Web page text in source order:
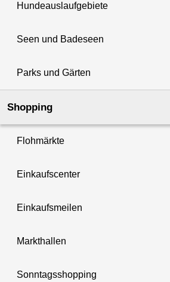
Hundeauslaufgebiete
Seen und Badeseen
Parks und Gärten
Shopping
Flohmärkte
Einkaufscenter
Einkaufsmeilen
Markthallen
Sonntagsshopping